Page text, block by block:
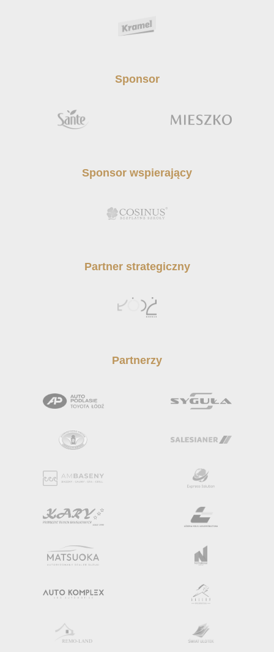
Sponsor
Sponsor wspierający
Partner strategiczny
Partnerzy